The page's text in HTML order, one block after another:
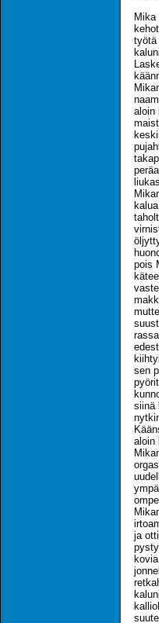
Mika
työtä
aloin
pois
sen
siinä
aloin
ja